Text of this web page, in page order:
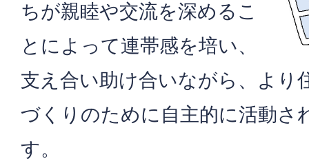
ちが親睦や交流を深めるこ
とによって連帯感を培い、
支え合い助け合いながら、より
づくりのために自主的に活動さ
す。